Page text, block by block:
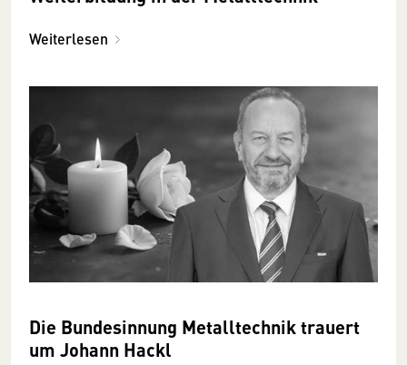
Weiterlesen
Die Bundesinnung Metalltechnik trauert
um Johann Hackl